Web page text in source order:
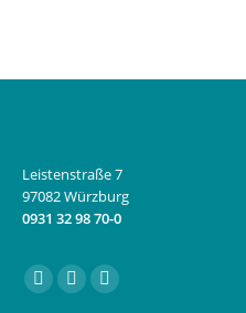
Leistenstraße 7
97082 Würzburg
0931 32 98 70-0
Finden Sie uns auf:
FacebookInstagram
E-